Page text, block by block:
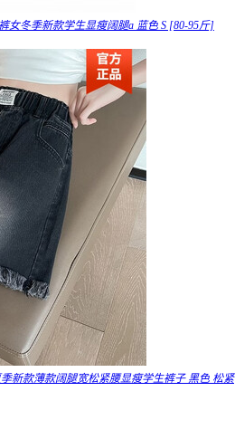
女冬季新款学生显瘦阔腿a 蓝色 S [80-95斤]
新款薄款阔腿宽松紧腰显瘦学生裤子 黑色 松紧